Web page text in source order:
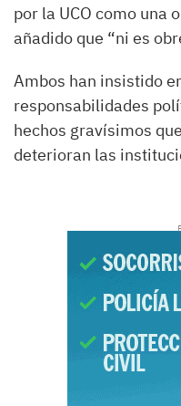
por la UCO como una
añadido que “ni es
Ambos han insistido
responsabilidades
hechos gravísimos
deterioran las